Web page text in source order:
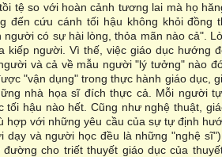
tệ so với hoàn cảnh tương lai mà họ
đến cứu cánh tối hậu không khỏi đồng
có sự hài lòng, thỏa mãn nào cả".
kiếp người. Vì thế, việc giáo dục hướng
và cả về mẫu người "lý tưởng" nào
"vận dụng" trong thực hành giáo dục,
nhà họa sĩ đích thực cả. Mỗi người
tối hậu nào hết. Cũng như nghệ thuật,
hợp với những yêu cầu của sự tự định
dạy và người học đều là những "nghệ
cho triết thuyết giáo dục của